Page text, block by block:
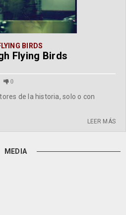
BIRDS
Flying Birds
0
de la historia, solo o con
LEER MÁS
MEDIA